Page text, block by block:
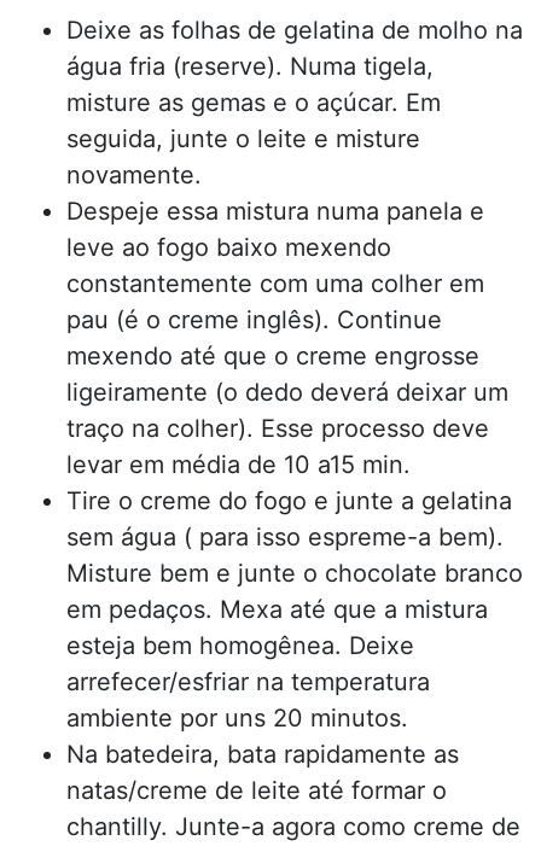
Deixe as folhas de gelatina de molho na
água fria (reserve). Numa tigela,
misture as gemas e o açúcar. Em
seguida, junte o leite e misture
novamente.
Despeje essa mistura numa panela e
leve ao fogo baixo mexendo
constantemente com uma colher em
pau (é o creme inglês). Continue
mexendo até que o creme engrosse
ligeiramente (o dedo deverá deixar um
traço na colher). Esse processo deve
levar em média de 10 a15 min.
Tire o creme do fogo e junte a gelatina
sem água ( para isso espreme-a bem).
Misture bem e junte o chocolate branco
em pedaços. Mexa até que a mistura
esteja bem homogênea. Deixe
arrefecer/esfriar na temperatura
ambiente por uns 20 minutos.
Na batedeira, bata rapidamente as
natas/creme de leite até formar o
chantilly. Junte-a agora como creme de